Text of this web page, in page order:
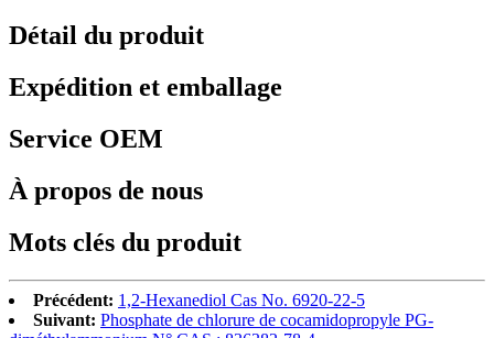
Détail du produit
Expédition et emballage
Service OEM
À propos de nous
Mots clés du produit
Précédent: 1,2-Hexanediol Cas No. 6920-22-5
Suivant: Phosphate de chlorure de cocamidopropyle PG-